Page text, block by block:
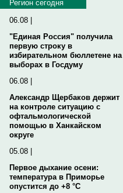
Регион сегодня
06.08 |
"Единая Россия" получила
первую строку в
избирательном бюллетене на
выборах в Госдуму
06.08 |
Александр Щербаков держит
на контроле ситуацию с
офтальмологической
помощью в Ханкайском
округе
05.08 |
Первое дыхание осени:
температура в Приморье
опустится до +8 °C